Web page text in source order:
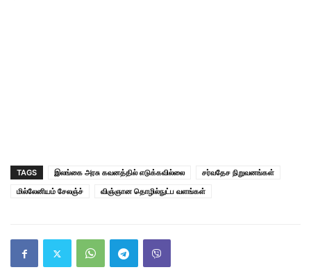
TAGS இலங்கை அரசு கவனத்தில் எடுக்கவில்லை
சர்வதேச நிறுவனங்கள்
மில்லேனியம் சேலஞ்ச்
விஞ்ஞான தொழில்நுட்ப வளங்கள்